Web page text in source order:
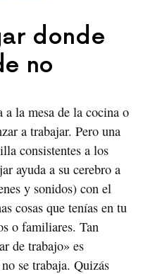
donde
no
la mesa de la cocina o
a trabajar. Pero una
consistentes a los
ayuda a su cerebro a
y sonidos) con el
cosas que tenías en tu
o familiares. Tan
de trabajo» es
se trabaja. Quizás